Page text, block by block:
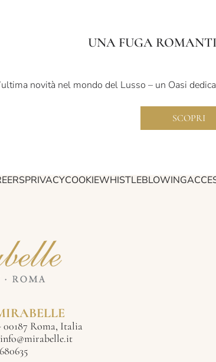
UNA FUGA
novità nel mondo del Lusso – un Oasi
SCOPRI
PRIVACYCOOKIEWHISTLEBLOWING
Roma, Italia
info@mirabelle.it